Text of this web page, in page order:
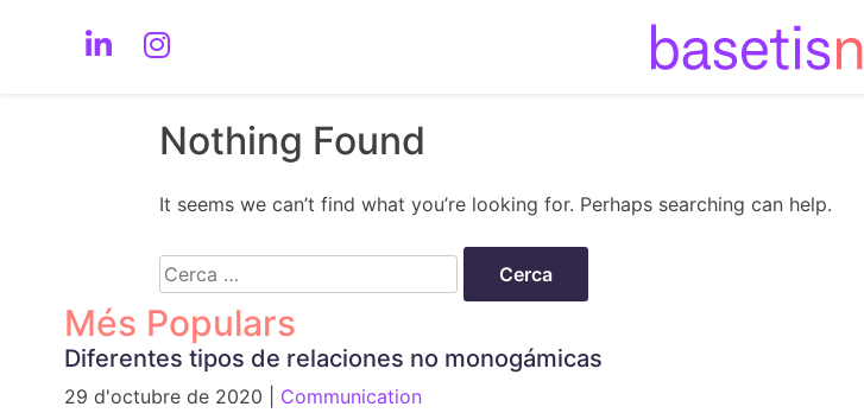
to
content
Nothing Found
It seems we can’t find what you’re looking for. Perhaps searching can help.
Cerca:
Més Populars
Diferentes tipos de relaciones no monogámicas
29 d'octubre de 2020 | Communication